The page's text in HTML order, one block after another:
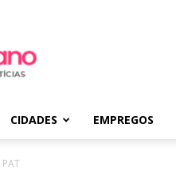
CIDADES EMPREGOS
PAT